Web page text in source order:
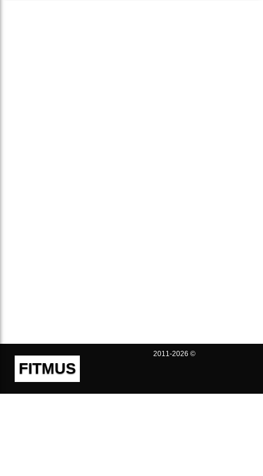
FITMUS
2011-2026 ©